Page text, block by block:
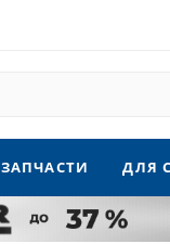
ЗАПЧАСТИ ДЛЯ